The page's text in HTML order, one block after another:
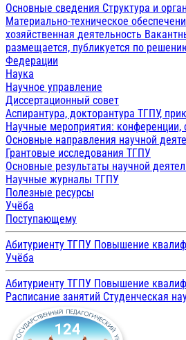
Основные сведения Структура и
Материально-техническое
хозяйственная деятельность
размещается, публикуется по
Федерации
Наука
Научное управление
Диссертационный совет
Аспирантура, докторантура ТГПУ,
Научные мероприятия: конференции,
Основные направления научной
Грантовые исследования ТГПУ
Основные результаты научной
Научные журналы ТГПУ
Полезные ресурсы
Учёба
Поступающему
Абитуриенту ТГПУ Повышение
Учёба
Абитуриенту ТГПУ Повышение
Расписание занятий Студенческая